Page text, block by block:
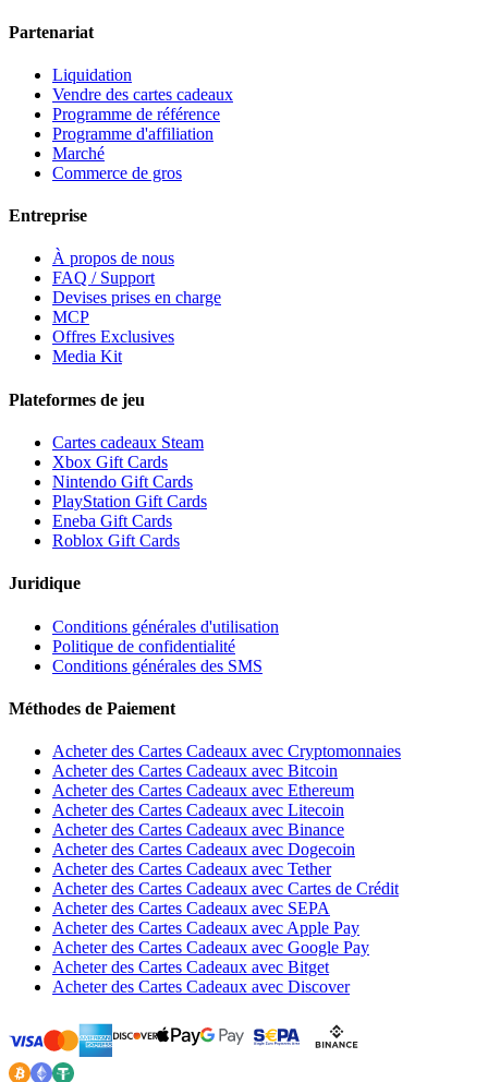
Partenariat
Liquidation
Vendre des cartes cadeaux
Programme de référence
Programme d'affiliation
Marché
Commerce de gros
Entreprise
À propos de nous
FAQ / Support
Devises prises en charge
MCP
Offres Exclusives
Media Kit
Plateformes de jeu
Cartes cadeaux Steam
Xbox Gift Cards
Nintendo Gift Cards
PlayStation Gift Cards
Eneba Gift Cards
Roblox Gift Cards
Juridique
Conditions générales d'utilisation
Politique de confidentialité
Conditions générales des SMS
Méthodes de Paiement
Acheter des Cartes Cadeaux avec Cryptomonnaies
Acheter des Cartes Cadeaux avec Bitcoin
Acheter des Cartes Cadeaux avec Ethereum
Acheter des Cartes Cadeaux avec Litecoin
Acheter des Cartes Cadeaux avec Binance
Acheter des Cartes Cadeaux avec Dogecoin
Acheter des Cartes Cadeaux avec Tether
Acheter des Cartes Cadeaux avec Cartes de Crédit
Acheter des Cartes Cadeaux avec SEPA
Acheter des Cartes Cadeaux avec Apple Pay
Acheter des Cartes Cadeaux avec Google Pay
Acheter des Cartes Cadeaux avec Bitget
Acheter des Cartes Cadeaux avec Discover